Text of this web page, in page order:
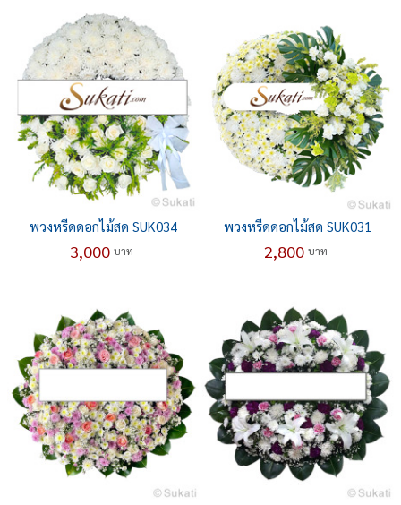
พวงหรีดดอกไม้สด SUK034
3,000 บาท
พวงหรีดดอกไม้สด SUK031
2,800 บาท